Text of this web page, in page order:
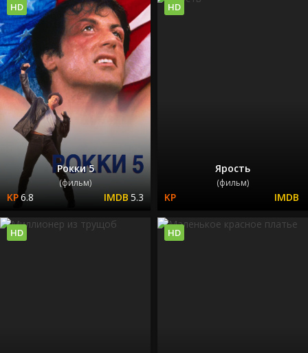
Рокки 5
(фильм)
6.8 5.3
HD
Ярость
(фильм)
HD
HD HD